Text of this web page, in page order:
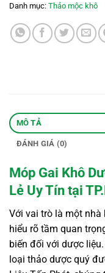
Danh mục: Thảo mộc khô
MÔ TẢ
ĐÁNH GIÁ (0)
Móp Gai Khô
Lẻ Uy Tín tại
Với vai trò là một
hiểu rõ tầm quan
biến đối với dược
loại thảo dược quý